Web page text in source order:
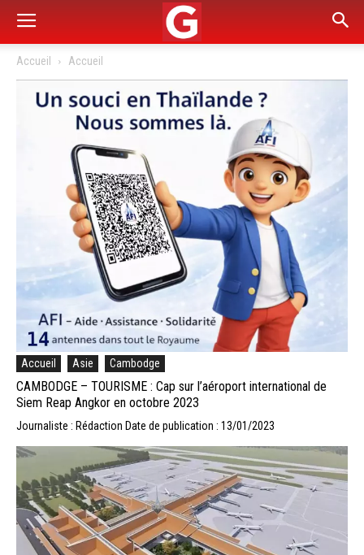
Accueil Accueil
Accueil Asie Cambodge
CAMBODGE – TOURISME : Cap sur l’aéroport international de
Siem Reap Angkor en octobre 2023
Journaliste : Rédaction Date de publication : 13/01/2023